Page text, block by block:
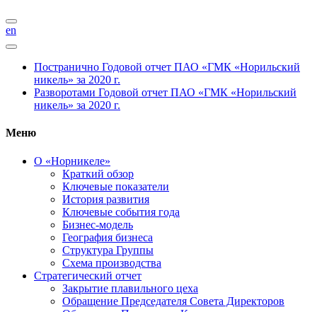
en
Постранично Годовой отчет ПАО «ГМК «Норильский
никель» за 2020 г.
Разворотами Годовой отчет ПАО «ГМК «Норильский
никель» за 2020 г.
Меню
О «Норникеле»
Краткий обзор
Ключевые показатели
История развития
Ключевые события года
Бизнес-модель
География бизнеса
Структура Группы
Схема производства
Стратегический отчет
Закрытие плавильного цеха
Обращение Председателя Совета Директоров